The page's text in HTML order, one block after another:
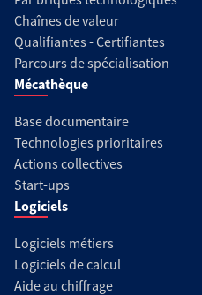
Chaînes de valeur
Qualifiantes - Certifiantes
Parcours de spécialisation
Mécathèque
Base documentaire
Technologies prioritaires
Actions collectives
Start-ups
Logiciels
Logiciels métiers
Logiciels de calcul
Aide au chiffrage